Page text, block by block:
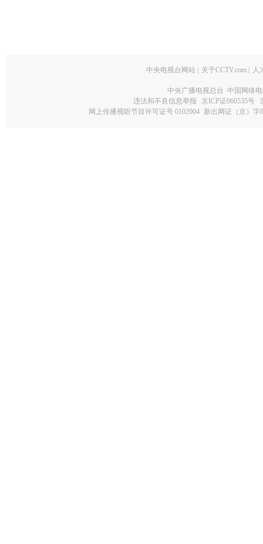
中央电视台网站 关于CCTV.com 人
中央广播电视总台 中国网络
违法和不良信息举报
京ICP证060535号
网上传播视听节目许可证号 0102004 新出网证（京）